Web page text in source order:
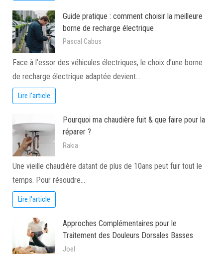
Guide pratique : comment choisir la meilleure
borne de recharge électrique
Pascal Cabus
Face à l’essor des véhicules électriques, le choix d’une borne
de recharge électrique adaptée devient…
Lire l'article
Pourquoi ma chaudière fuit & que faire pour la
réparer ?
Rakia
Une vieille chaudière datant de plus de 10ans peut fuir tout le
temps. Pour résoudre…
Lire l'article
Approches Complémentaires pour le
Traitement des Douleurs Dorsales Basses
Joel